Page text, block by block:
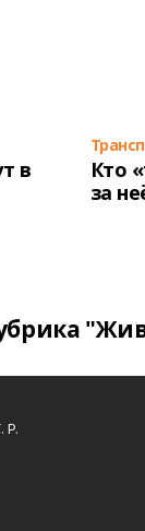
в
Кто
за
Р.